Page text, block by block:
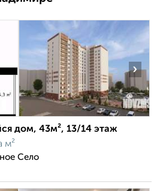
›
дом, 43м², 13/14 этаж
м²
Село